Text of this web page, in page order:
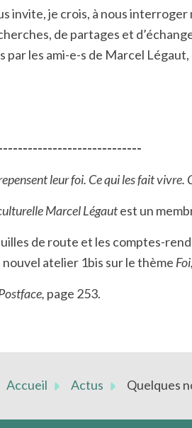
invite, je crois, à nous
de partages et
par les ami-e-s de Marcel
leur foi. Ce qui les fait vivre.
Marcel Légautest un
de route et les comptes-
nouvel atelier 1bis sur le thème
page 253.
Accueil Actus Quelques